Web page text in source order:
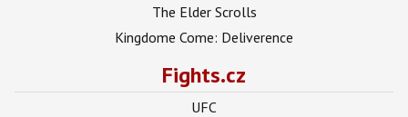
The Elder Scrolls
Kingdome Come: Deliverence
Fights.cz
UFC